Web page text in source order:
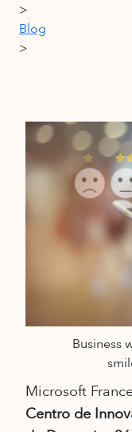
>
Blog
>
Business
Microsoft
Centro de